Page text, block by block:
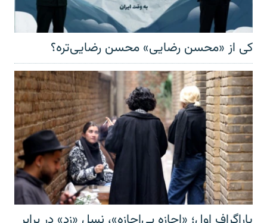
کی از «محسن رضایی» محسن رضایی‌تره؟